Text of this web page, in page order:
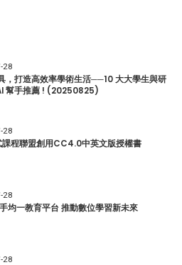
28
，打造高效率學術生活──10 大大學生與研
幫手推薦 ! (20250825)
28
課程聯盟創用CC4.0中英文版授權書
28
均一教育平台 推動數位學習新未來
28